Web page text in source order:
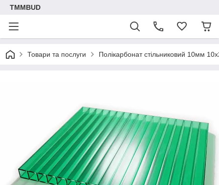
TMMBUD
Товари та послуги Полікарбонат стільниковий 10мм